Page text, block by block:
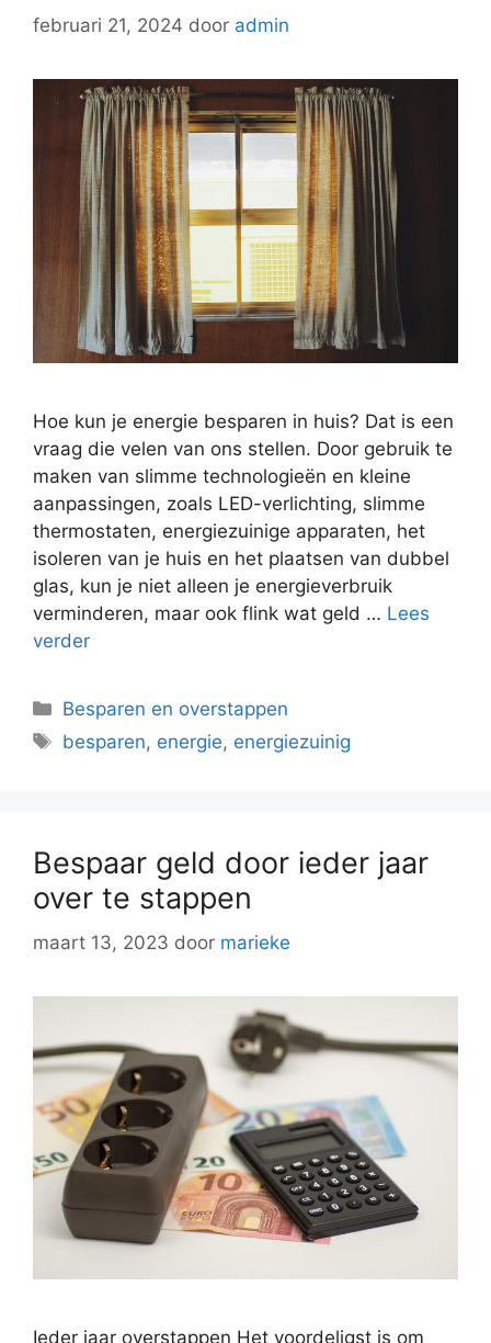
februari 21, 2024 door admin
Hoe kun je energie besparen in huis? Dat is een
vraag die velen van ons stellen. Door gebruik te
maken van slimme technologieën en kleine
aanpassingen, zoals LED-verlichting, slimme
thermostaten, energiezuinige apparaten, het
isoleren van je huis en het plaatsen van dubbel
glas, kun je niet alleen je energieverbruik
verminderen, maar ook flink wat geld … Lees
verder
Categorieën
Besparen en overstappen
Tags
besparen, energie, energiezuinig
Bespaar geld door ieder jaar
over te stappen
maart 13, 2023 door marieke
Ieder jaar overstappen Het voordeligst is om